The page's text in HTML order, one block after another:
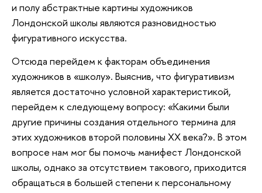
и полу абстрактные картины художников
Лондонской школы являются разновидностью
фигуративного искусства.
Отсюда перейдем к факторам объединения
художников в «школу». Выяснив, что фигуративизм
является достаточно условной характеристикой,
перейдем к следующему вопросу: «Какими были
другие причины создания отдельного термина для
этих художников второй половины XX века?». В этом
вопросе нам мог бы помочь манифест Лондонской
школы, однако за отсутствием такового, приходится
обращаться в большей степени к персональному